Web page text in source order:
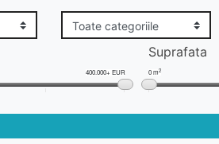
400.000+ EUR
Suprafata
0 m2